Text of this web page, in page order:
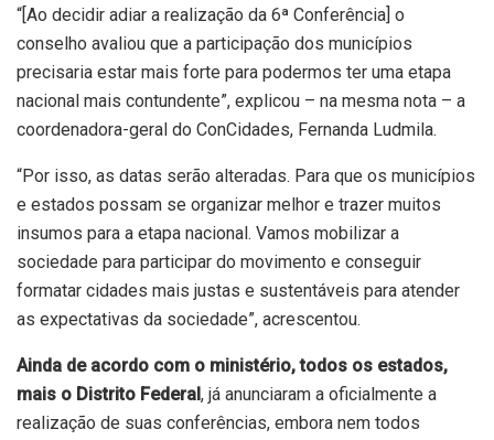
“[Ao decidir adiar a realização da 6ª Conferência] o
conselho avaliou que a participação dos municípios
precisaria estar mais forte para podermos ter uma etapa
nacional mais contundente”, explicou – na mesma nota – a
coordenadora-geral do ConCidades, Fernanda Ludmila.
“Por isso, as datas serão alteradas. Para que os municípios
e estados possam se organizar melhor e trazer muitos
insumos para a etapa nacional. Vamos mobilizar a
sociedade para participar do movimento e conseguir
formatar cidades mais justas e sustentáveis para atender
as expectativas da sociedade”, acrescentou.
Ainda de acordo com o ministério, todos os estados,
mais o Distrito Federal, já anunciaram a oficialmente a
realização de suas conferências, embora nem todos